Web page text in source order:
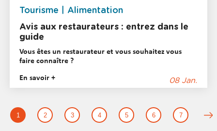
Tourisme
Alimentation
Avis aux restaurateurs : entrez dans le
guide
Vous êtes un restaurateur et vous souhaitez vous
faire connaître ?
En savoir + 08 Jan.
1 2 3 4 5 6 7
R